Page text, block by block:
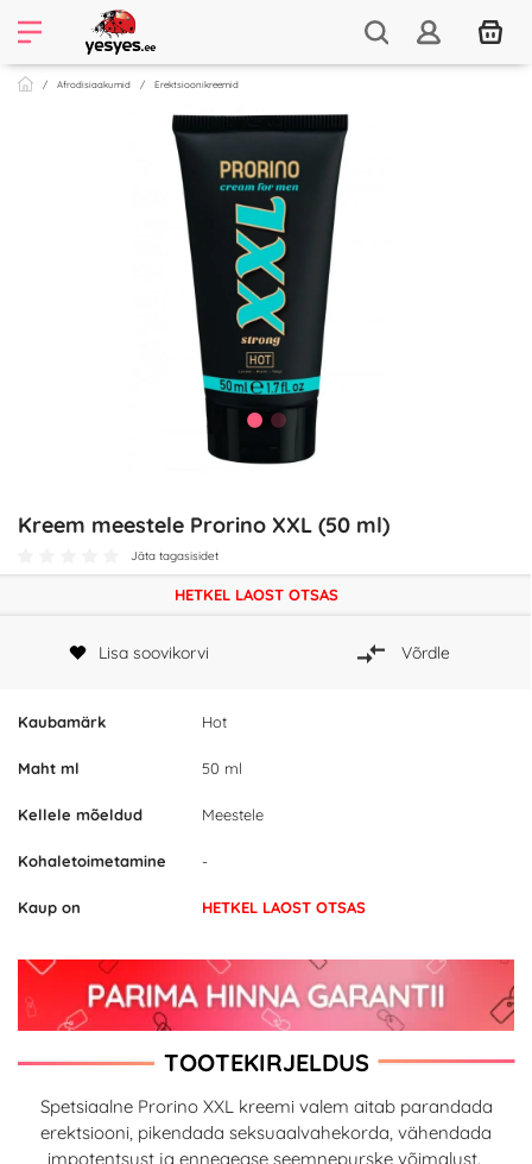
Afrodisiaakumid Erektsioonikreemid
Kreem meestele Prorino XXL (50 ml)
Jäta tagasisidet
Kaubamärk Hot
Maht ml 50 ml
Kellele mõeldud Meestele
Kohaletoimetamine -
Kaup on HETKEL LAOST OTSAS
HETKEL LAOST OTSAS
Lisa soovikorvi Võrdle
TOOTEKIRJELDUS
Spetsiaalne Prorino XXL kreemi valem aitab parandada
erektsiooni, pikendada seksuaalvahekorda, vähendada
impotentsust ja enneaegse seemnepurske võimalust.